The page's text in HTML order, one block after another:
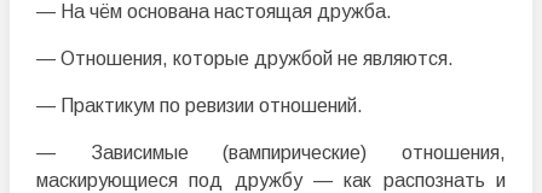
— На чём основана настоящая дружба.
— Отношения, которые дружбой не являются.
— Практикум по ревизии отношений.
— Зависимые (вампирические) отношения,
маскирующиеся под дружбу — как распознать и